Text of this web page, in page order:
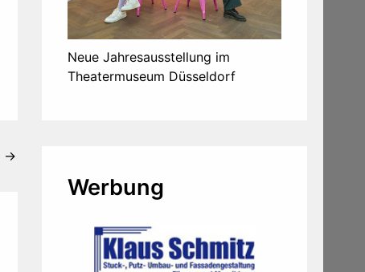
→
Neue Jahresausstellung im
Theatermuseum Düsseldorf
Werbung